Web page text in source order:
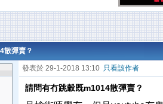
散彈賣？
發表於 29-1-2018 13:10 只看該作者
請問有冇跳穀既m1014散彈賣？